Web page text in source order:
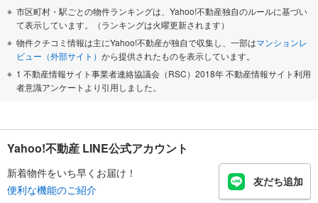
市区町村・駅ごとの物件ランキングは、Yahoo!不動産独自のルールに基づい
て表示しています。（ランキングは火曜更新されます）
物件クチコミ情報は主にYahoo!不動産が独自で収集し、一部はマンションレ
ビュー（外部サイト） から提供されたものを表示しています。
1 不動産情報サイト事業者連絡協議会（RSC）2018年 不動産情報サイト利用
者意識アンケートより引用しました。
Yahoo!不動産 LINE公式アカウント
新着物件をいち早くお届け！
便利な機能のご紹介
友だち追加